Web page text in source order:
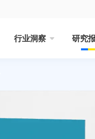
行业洞察 研究